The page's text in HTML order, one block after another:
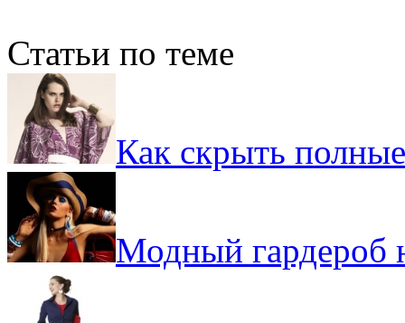
Статьи по теме
Как скрыть
Модный гардероб